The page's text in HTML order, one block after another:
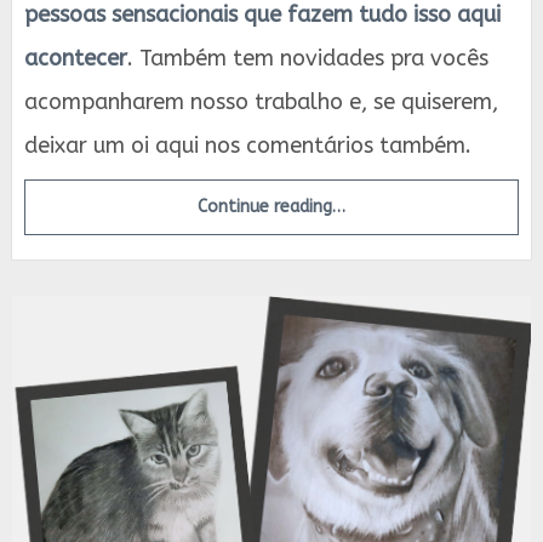
pessoas sensacionais que fazem tudo isso aqui
acontecer. Também tem novidades pra vocês
acompanharem nosso trabalho e, se quiserem,
deixar um oi aqui nos comentários também.
Continue reading…